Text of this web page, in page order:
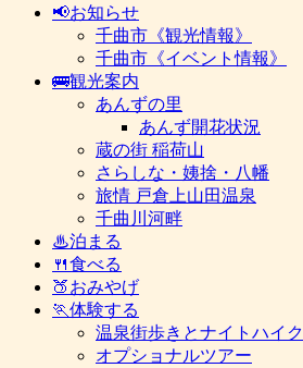
📢お知らせ
千曲市《観光情報》
千曲市《イベント情報》
🚌観光案内
あんずの里
あんず開花状況
蔵の街 稲荷山
さらしな・姨捨・八幡
旅情 戸倉上山田温泉
千曲川河畔
♨泊まる
🍴食べる
🍑おみやげ
🏃体験する
温泉街歩きとナイトハイク
オプショナルツアー